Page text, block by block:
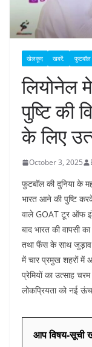
खेलकूद खबरें. फुटबॉल
लियोनेल
पुष्टि की
के लिए
October 3, 2025
फुटबॉल की दुनिया के
भारत आने की पुष्टि
वाले GOAT टूर ऑफ
बाद भारत की वापसी
तथा फैंस के साथ जुड़ाव
में चार प्रमुख शहरों में
प्रेमियों का उत्साह
लोकप्रियता को नई
आप विषय-सूची